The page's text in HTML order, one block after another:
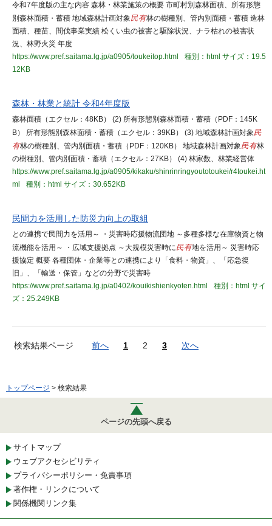
令和7年度版の主な内容 森林・林業施策の概要 市町村別森林面積、所有形態
別森林面積・蓄積 地域森林計画対象民有林の樹種別、管内別面積・蓄積 造林
面積、種苗、間伐事業実績 松くい虫の被害と駆除状況、ナラ枯れの被害状
況、林野火災 年度
https://www.pref.saitama.lg.jp/a0905/toukeitop.html
種別：html サイズ：19.5
12KB
森林・林業と統計 令和4年度版
森林面積（エクセル：48KB） (2) 所有形態別森林面積・蓄積（PDF：145K
B） 所有形態別森林面積・蓄積（エクセル：39KB） (3) 地域森林計画対象民
有林の樹種別、管内別面積・蓄積（PDF：120KB） 地域森林計画対象民有林
の樹種別、管内別面積・蓄積（エクセル：27KB） (4) 林家数、林業経営体
https://www.pref.saitama.lg.jp/a0905/kikaku/shinrinringyoutotoukei/r4toukei.ht
ml
種別：html サイズ：30.652KB
民間力を活用した防災力向上の取組
との連携で民間力を活用～ ・災害時応援物流団地 ～多種多様な在庫物資と物
流機能を活用～ ・広域支援拠点 ～大規模災害時に民有地を活用～ 災害時応
援協定 概要 各種団体・企業等との連携により「食料・物資」、「応急復
旧」、「輸送・保管」などの分野で災害時
https://www.pref.saitama.lg.jp/a0402/kouikishienkyoten.html
種別：html サイ
ズ：25.249KB
検索結果ページ 前へ 1 2 3 次へ
トップページ > 検索結果
ページの先頭へ戻る
サイトマップ
ウェブアクセシビリティ
プライバシーポリシー・免責事項
著作権・リンクについて
関係機関リンク集